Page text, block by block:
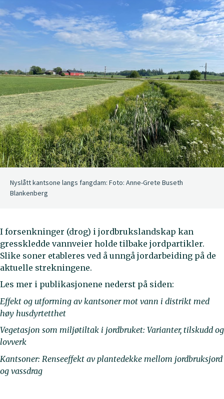
Nyslått kantsone langs fangdam: Foto: Anne-Grete Buseth
Blankenberg
I forsenkninger (drog) i jordbrukslandskap kan
gresskledde vannveier holde tilbake jordpartikler.
Slike soner etableres ved å unngå jordarbeiding på de
aktuelle strekningene.
Les mer i publikasjonene nederst på siden:
Effekt og utforming av kantsoner mot vann i distrikt med
høy husdyrtetthet
Vegetasjon som miljøtiltak i jordbruket: Varianter, tilskudd og
lovverk
Kantsoner: Renseeffekt av plantedekke mellom jordbruksjord
og vassdrag